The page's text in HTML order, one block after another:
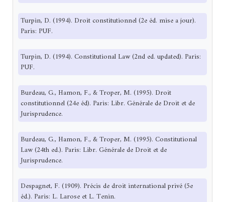
Turpin, D. (1994). Droit constitutionnel (2e éd. mise a jour).
Paris: PUF.
Turpin, D. (1994). Constitutional Law (2nd ed. updated). Paris:
PUF.
Burdeau, G., Hamon, F., & Troper, M. (1995). Droit
constitutionnel (24e éd). Paris: Libr. Générale de Droit et de
Jurisprudence.
Burdeau, G., Hamon, F., & Troper, M. (1995). Constitutional
Law (24th ed.). Paris: Libr. Générale de Droit et de
Jurisprudence.
Despagnet, F. (1909). Précis de droit international privé (5e
éd.). Paris: L. Larose et L. Tenin.